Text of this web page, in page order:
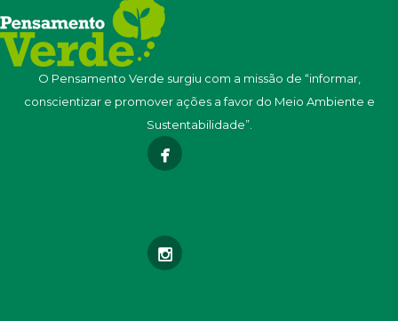
O Pensamento Verde surgiu com a missão de “informar,
conscientizar e promover ações a favor do Meio Ambiente e
Sustentabilidade”.